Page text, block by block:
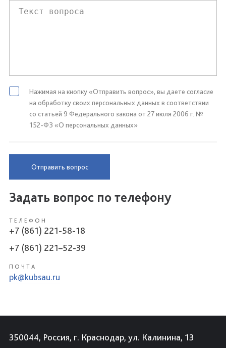
Нажимая на кнопку «Отправить вопрос», вы даете согласие
на обработку своих персональных данных в соответствии
со статьей 9 Федерального закона от 27 июля 2006 г. №
152-ФЗ «О персональных данных»
Отправить вопрос
Задать вопрос по телефону
ТЕЛЕФОН
+7 (861) 221-58-18
+7 (861) 221–52-39
ПОЧТА
pk@kubsau.ru
350044, Россия, г. Краснодар, ул. Калинина, 13